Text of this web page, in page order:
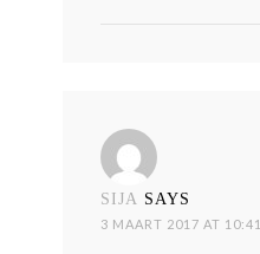
SIJA SAYS
3 MAART 2017 AT 10:41